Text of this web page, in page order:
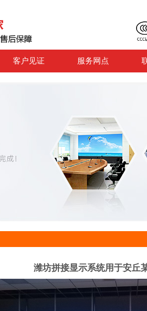
客户见证 服务网点
潍坊拼接显示系统用于安丘